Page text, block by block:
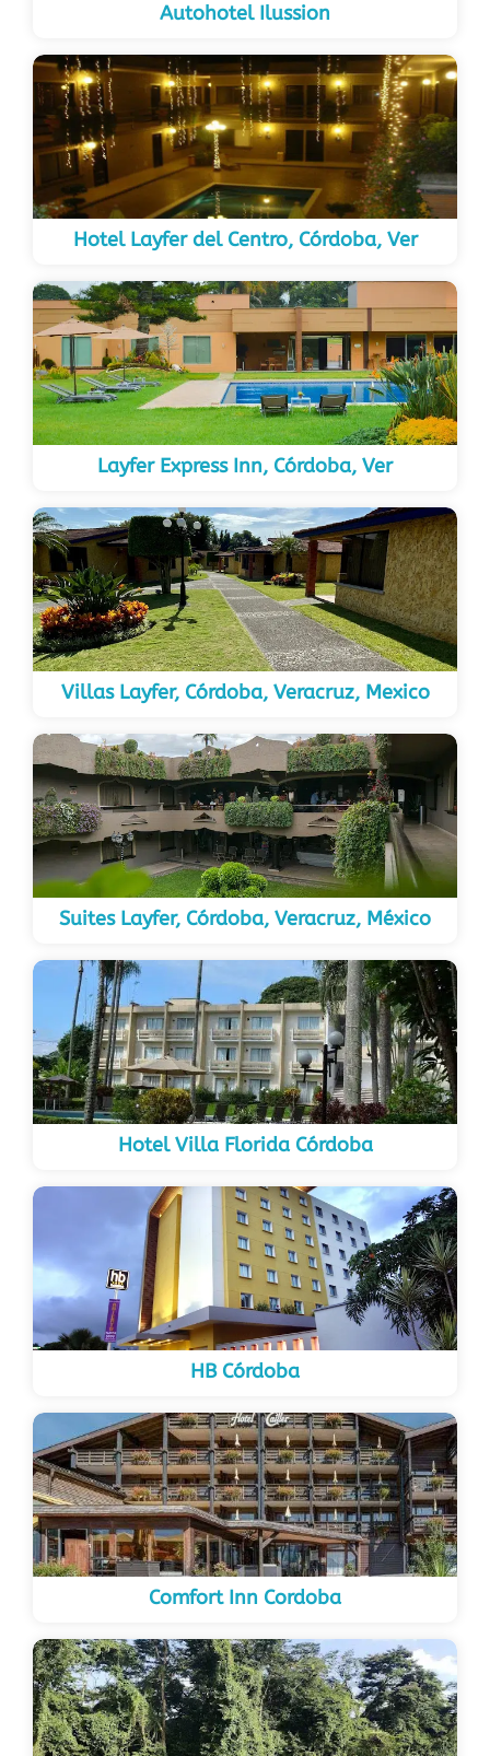
Autohotel Ilussion
Hotel Layfer del Centro, Córdoba, Ver
Layfer Express Inn, Córdoba, Ver
Villas Layfer, Córdoba, Veracruz, Mexico
Suites Layfer, Córdoba, Veracruz, México
Hotel Villa Florida Córdoba
HB Córdoba
Comfort Inn Cordoba